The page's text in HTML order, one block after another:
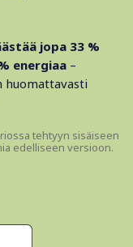
jopa 33 %
energiaa –
huomattavasti
tehtyyn sisäiseen
edelliseen versioon.